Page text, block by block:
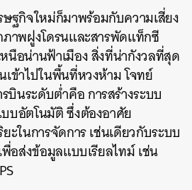
ษฐกิจใหม่ก็มาพร้อมกับความเสี่ยง
าพฝูงโดรนและสารพัดแท็กซี
นือน่านฟ้าเมือง สิ่งที่น่ากังวลที่สุด
ข้าไปในพื้นที่หวงห้าม โจทย์
นระดับต่ำคือ การสร้างระบบ
บอัตโนมัติ ซึ่งต้องอาศัย
ะในการจัดการ เช่นเดียวกับระบบ
พื่อส่งข้อมูลแบบเรียลไทม์ เช่น